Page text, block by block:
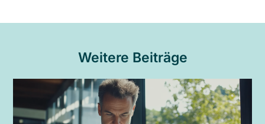
Weitere Beiträge